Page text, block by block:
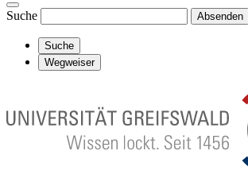
Suche Absenden
Suche
Wegweiser